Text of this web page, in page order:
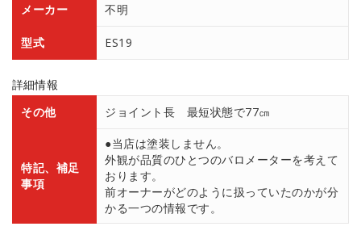
メーカー
不明
型式 ES19
詳細情報
その他
ジョイント長 最短状態で77㎝
特記、補足
事項
●当店は塗装しません。
外観が品質のひとつのバロメーターを考えて
おります。
前オーナーがどのように扱っていたのかが分
かる一つの情報です。